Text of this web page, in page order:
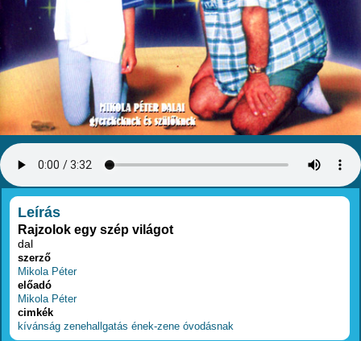
RÉSZLETEK
Leírás
Rajzolok egy szép világot
dal
szerző
Mikola Péter
előadó
Mikola Péter
cimkék
kívánság zenehallgatás ének-zene óvodásnak